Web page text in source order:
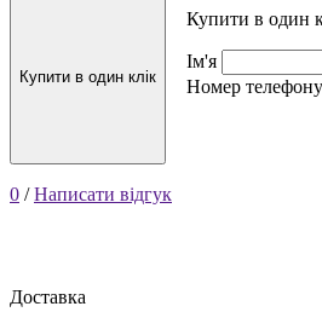
Купити в один клік
Купити в один
Ім'я
Номер телефону
0 /Написати відгук
Доставка